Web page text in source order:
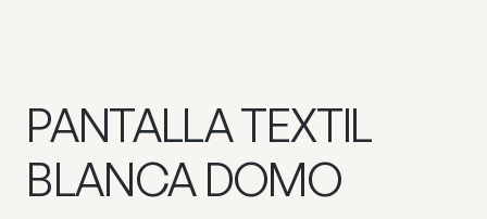
PANTALLA TEXTIL
BLANCA DOMO